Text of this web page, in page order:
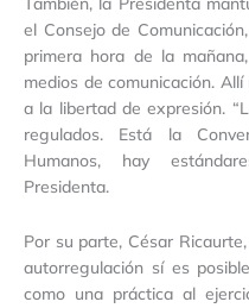
el Consejo de
primera hora de la
medios de comunicación.
a la libertad de expresión.
regulados. Está la
Humanos, hay
Presidenta.
Por su parte, César
autorregulación sí es
como una práctica al